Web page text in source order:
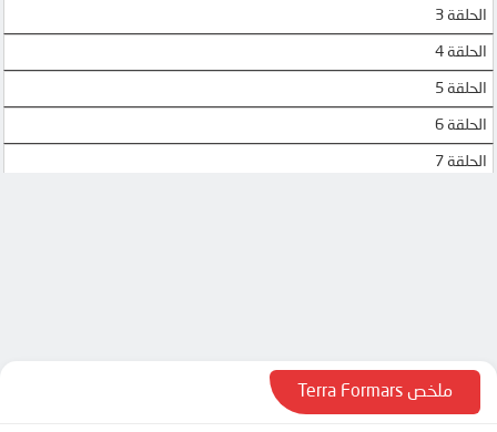
الحلقة 3
الحلقة 4
الحلقة 5
الحلقة 6
الحلقة 7
ملخص Terra Formars